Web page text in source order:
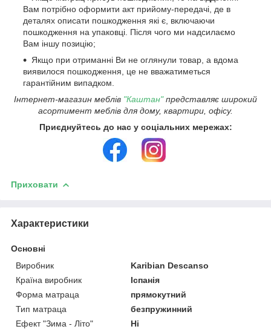
Вам потрібно оформити акт прийому-передачі, де в
деталях описати пошкодження які є, включаючи
пошкодження на упаковці. Після чого ми надсилаємо
Вам іншу позицію;
Якщо при отриманні Ви не оглянули товар, а вдома
виявилося пошкодження, це не вважатиметься
гарантійним випадком.
Інтернет-магазин меблів "Каштан"представляє широкий
асортимент меблів для дому, квартири, офісу.
Приєднуйтесь до нас у соціальних мережах:
Приховати
Характеристики
Основні
Виробник
Karibian Descanso
Країна виробник
Іспанія
Форма матраца
прямокутний
Тип матраца
безпружинний
Ефект "Зима - Літо"
Ні